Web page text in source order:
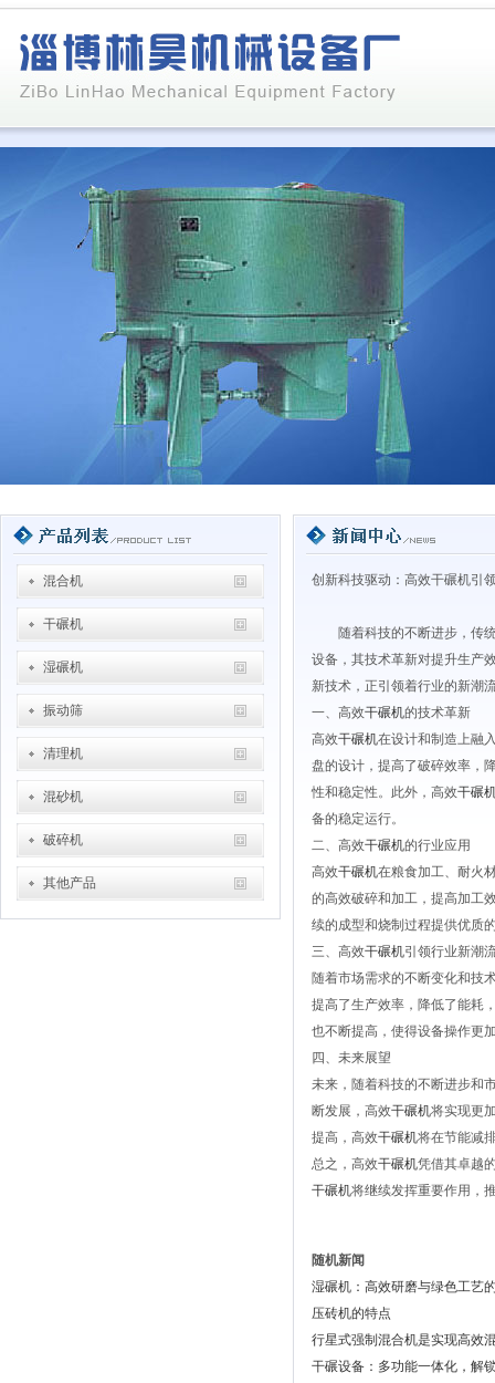
混合机
干碾机
湿碾机
振动筛
清理机
混砂机
破碎机
其他产品
创新科技驱动：高效干碾机引
随着科技的不断进步，传
设备，其技术革新对提升生产
新技术，正引领着行业的新潮
一、高效干碾机的技术革新
高效干碾机在设计和制造上融
盘的设计，提高了破碎效率，
性和稳定性。此外，高效干碾
备的稳定运行。
二、高效干碾机的行业应用
高效干碾机在粮食加工、耐火
的高效破碎和加工，提高加工
续的成型和烧制过程提供优质
三、高效干碾机引领行业新潮
随着市场需求的不断变化和技
提高了生产效率，降低了能耗
也不断提高，使得设备操作更
四、未来展望
未来，随着科技的不断进步和
断发展，高效干碾机将实现更
提高，高效干碾机将在节能减
总之，高效干碾机凭借其卓越
干碾机将继续发挥重要作用，
随机新闻
湿碾机：高效研磨与绿色工艺
压砖机的特点
行星式强制混合机是实现高效
干碾设备：多功能一体化，解